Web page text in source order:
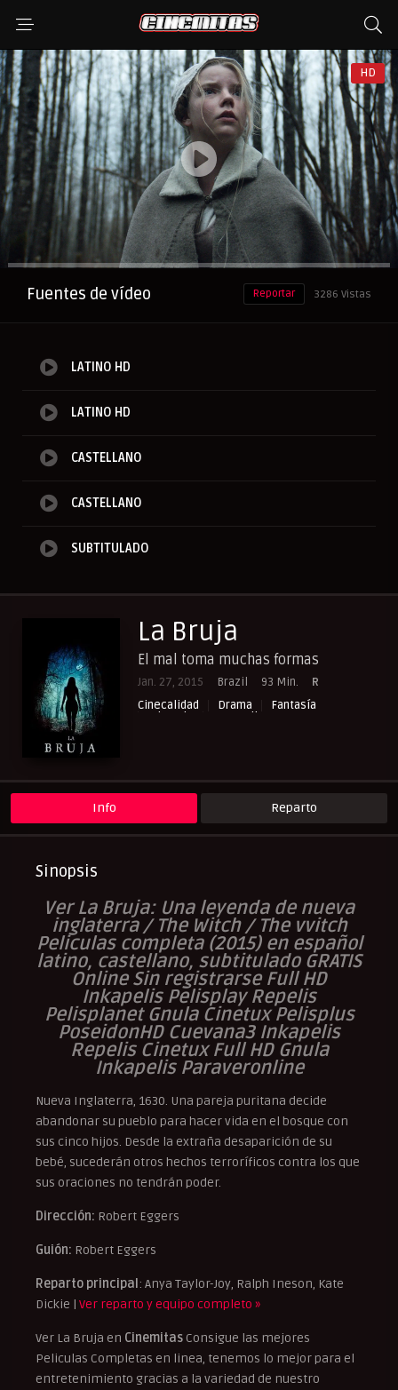
HD
Anuncio
Fuentes de vídeo 3286 Vistas
Reportar
LATINO HD
LATINO HD
CASTELLANO
CASTELLANO
SUBTITULADO
La Bruja
El mal toma muchas formas
Jan. 27, 2015 Brazil 93 Min.
R
Cinecalidad
Drama
Fantasía
Misterio
NewPelis org
Info Reparto
Sinopsis
Ver La Bruja: Una leyenda de nueva
inglaterra / The Witch / The vvitch
Peliculas completa (2015) en español
latino, castellano, subtitulado GRATIS
Online Sin registrarse Full HD
Inkapelis Pelisplay Repelis
Pelisplanet Gnula Cinetux Pelisplus
PoseidonHD Cuevana3 Inkapelis
Repelis Cinetux Full HD Gnula
Inkapelis Paraveronline
Nueva Inglaterra, 1630. Una pareja puritana decide
abandonar su pueblo para hacer vida en el bosque con
sus cinco hijos. Desde la extraña desaparición de su
bebé, sucederán otros hechos terroríficos contra los que
sus oraciones no tendrán poder.
Dirección: Robert Eggers
Guión: Robert Eggers
Reparto principal : Anya Taylor-Joy, Ralph Ineson, Kate
Dickie | Ver reparto y equipo completo »
Ver La Bruja en Cinemitas Consigue las mejores
Peliculas Completas en linea, tenemos lo mejor para el
entretenimiento gracias a la variedad de nuestro